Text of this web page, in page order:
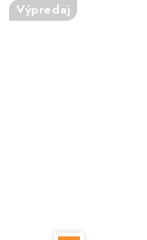
Výpredaj